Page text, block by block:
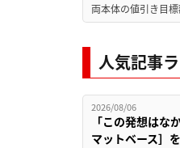
両本体の値引き目
人気記事
2026/08/06
「この発想は
マットベース］